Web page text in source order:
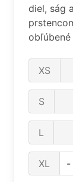
diel, ság
XS
S
L
XL